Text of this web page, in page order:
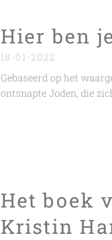
Hier ben
18-01-2022
Gebaseerd op het
ontsnapte Joden, die
Het boek
Kristin